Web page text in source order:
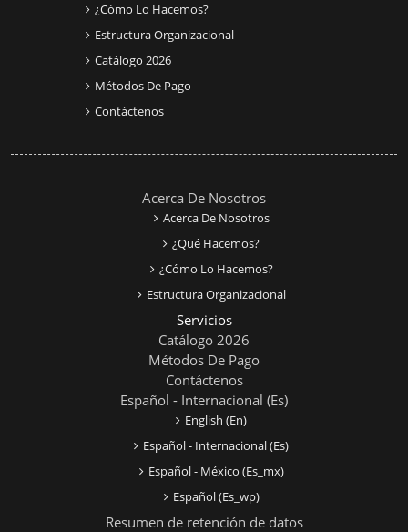
¿Cómo Lo Hacemos?
Estructura Organizacional
Catálogo 2026
Métodos De Pago
Contáctenos
Acerca De Nosotros
Acerca De Nosotros
¿Qué Hacemos?
¿Cómo Lo Hacemos?
Estructura Organizacional
Servicios
Catálogo 2026
Métodos De Pago
Contáctenos
Español - Internacional ‎(es)‎
English ‎(en)‎
Español - Internacional ‎(es)‎
Español - México ‎(es_mx)‎
Español ‎(es_wp)‎
Resumen de retención de datos